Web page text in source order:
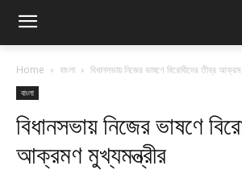
Home বাংলা বিধানসভায় নিজের ভাষণে বিরোধীদের তীব্র
বাংলা
বিধানসভায় নিজের ভাষণে
আক্রমণ মুখ্যমন্ত্রীর